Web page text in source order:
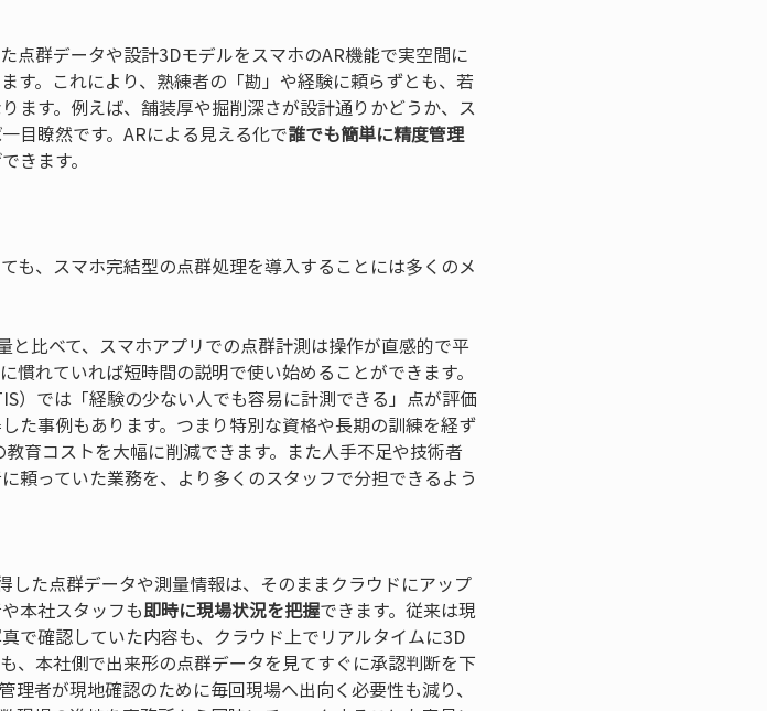
点群データや設計3DモデルをスマホのAR機能で実空間に
す。これにより、熟練者の「勘」や経験に頼らずとも、若
ます。例えば、舗装厚や掘削深さが設計通りかどうか、ス
目瞭然です。ARによる見える化で誰でも簡単に精度管理
きます。
も、スマホ完結型の点群処理を導入することには多くのメ
と比べて、スマホアプリでの点群計測は操作が直感的で平
れていれば短時間の説明で使い始めることができます。
）では「経験の少ない人でも容易に計測できる」点が評価
た事例もあります。つまり特別な資格や長期の訓練を経ず
教育コストを大幅に削減できます。また人手不足や技術者
頼っていた業務を、より多くのスタッフで分担できるよう
した点群データや測量情報は、そのままクラウドにアップ
本社スタッフも即時に現場状況を把握できます。従来は現
で確認していた内容も、クラウド上でリアルタイムに3D
、本社側で出来形の点群データを見てすぐに承認判断を下
理者が現地確認のために毎回現場へ出向く必要性も減り、